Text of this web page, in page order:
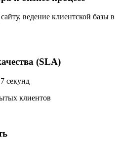
ведение клиентской базы в
(SLA)
секунд
клиентов